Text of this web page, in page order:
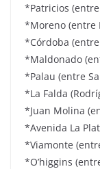
*Patricios (entre
*Moreno (entre
*Córdoba
*Maldonado
*Palau (entre
*La Falda
*Juan Molina
*Avenida La
*Viamonte
*O’higgins